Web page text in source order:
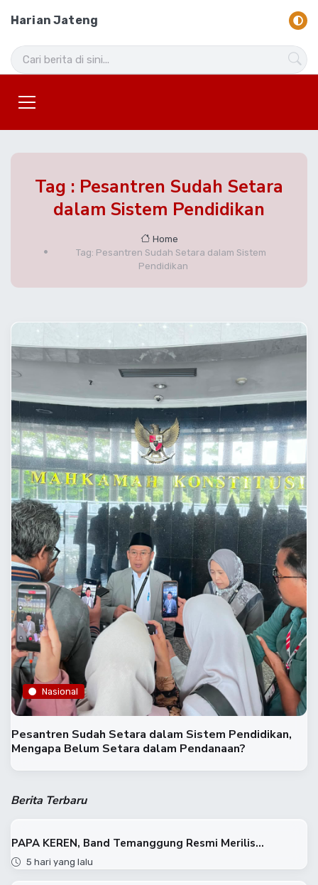
Harian Jateng
Tag : Pesantren Sudah Setara
dalam Sistem Pendidikan
Home
Tag: Pesantren Sudah Setara dalam Sistem
Pendidikan
Nasional
Pesantren Sudah Setara dalam Sistem Pendidikan,
Mengapa Belum Setara dalam Pendanaan?
Berita Terbaru
PAPA KEREN, Band Temanggung Resmi Merilis...
5 hari yang lalu